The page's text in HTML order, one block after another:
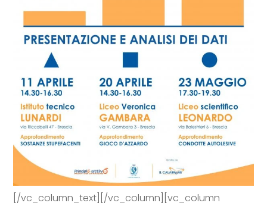
[/vc_column_text][/vc_column][vc_column